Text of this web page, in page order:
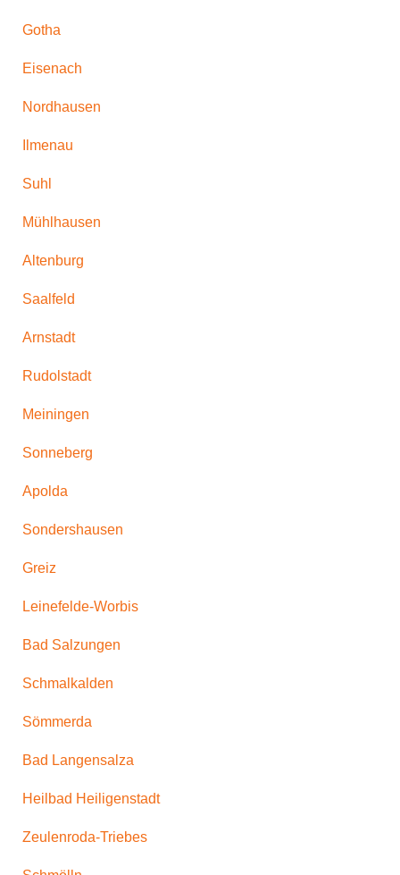
Gotha
Eisenach
Nordhausen
Ilmenau
Suhl
Mühlhausen
Altenburg
Saalfeld
Arnstadt
Rudolstadt
Meiningen
Sonneberg
Apolda
Sondershausen
Greiz
Leinefelde-Worbis
Bad Salzungen
Schmalkalden
Sömmerda
Bad Langensalza
Heilbad Heiligenstadt
Zeulenroda-Triebes